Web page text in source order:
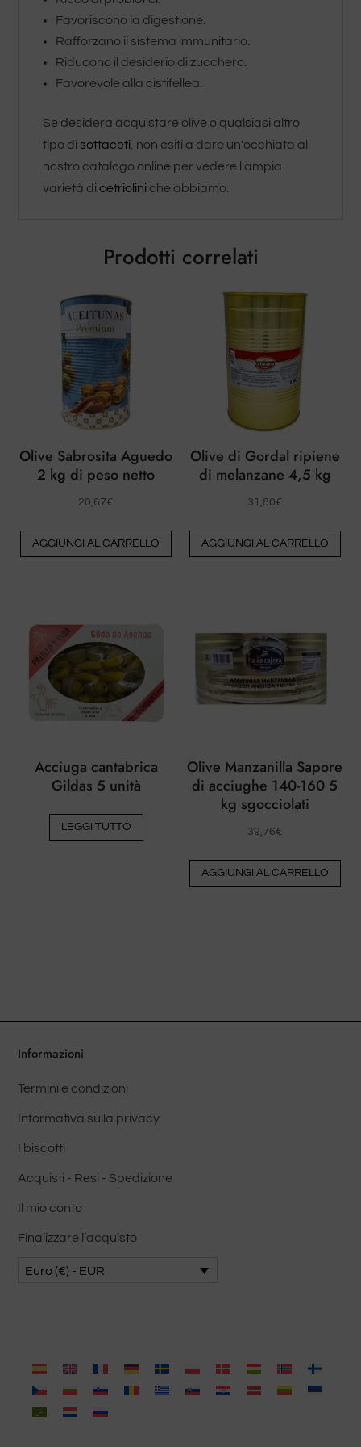
Favoriscono la digestione.
Rafforzano il sistema immunitario.
Riducono il desiderio di zucchero.
Favorevole alla cistifellea.
Se desidera acquistare olive o qualsiasi altro
tipo di sottaceti , non esiti a dare un'occhiata al
nostro catalogo online per vedere l'ampia
varietà dicetriolini che abbiamo.
Prodotti correlati
Olive Sabrosita Aguedo
2 kg di peso netto
20,67€
AGGIUNGI AL CARRELLO
Olive di Gordal ripiene
di melanzane 4,5 kg
31,80€
AGGIUNGI AL CARRELLO
Acciuga cantabrica
Gildas 5 unità
LEGGI TUTTO
Olive Manzanilla Sapore
di acciughe 140-160 5
kg sgocciolati
39,76€
AGGIUNGI AL CARRELLO
Informazioni
Termini e condizioni
Informativa sulla privacy
I biscotti
Acquisti - Resi - Spedizione
Il mio conto
Finalizzare l’acquisto
Euro (€) - EUR